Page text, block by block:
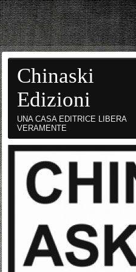
Chinaski
Edizioni
UNA CASA EDITRICE LIBERA
VERAMENTE